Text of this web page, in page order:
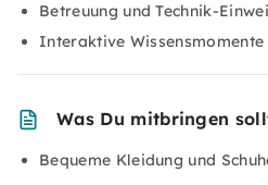
Betreuung und Technik-
Interaktive Wissensmomente
Was Du mitbringen
Bequeme Kleidung und